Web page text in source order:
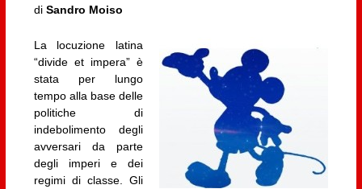
di Sandro Moiso
La locuzione latina
“divide et impera” è
stata per lungo
tempo alla base delle
politiche di
indebolimento degli
avversari da parte
degli imperi e dei
regimi di classe. Gli